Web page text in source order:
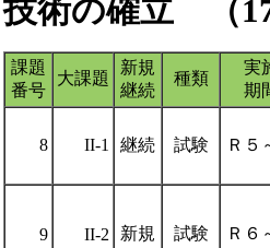
技術の確立 （
課題
番号
大課題
新規
継続
種類
実
期
8 II-1 継続 試験 Ｒ５
9 II-2 新規 試験 Ｒ６